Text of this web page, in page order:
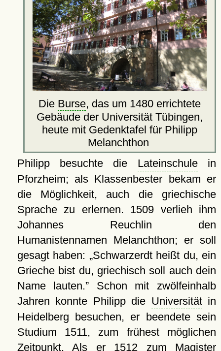
Die Burse, das um 1480 errichtete
Gebäude der Universität Tübingen,
heute mit Gedenktafel für Philipp
Melanchthon
Philipp besuchte die Lateinschulein
Pforzheim; als Klassenbester bekam er
die Möglichkeit, auch die griechische
Sprache zu erlernen. 1509 verlieh ihm
Johannes Reuchlin den
Humanistennamen Melanchthon; er soll
gesagt haben:
Schwarzerdt heißt du, ein
Grieche bist du, griechisch soll auch dein
Name lauten.
Schon mit zwölfeinhalb
Jahren konnte Philipp die Universitätin
Heidelberg besuchen, er beendete sein
Studium 1511, zum frühest möglichen
Zeitpunkt. Als er 1512 zum Magister